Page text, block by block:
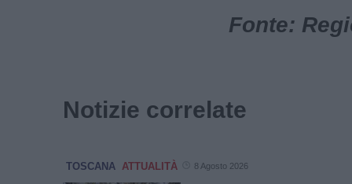
Fonte:
Notizie correlate
TOSCANA ATTUALITÀ 8 Agosto 2026